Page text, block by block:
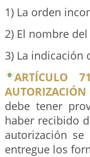
1) La orden
2) El nombre
3) La indicación
ARTÍCULO
debe tener
haber recibido
autorización
entregue los